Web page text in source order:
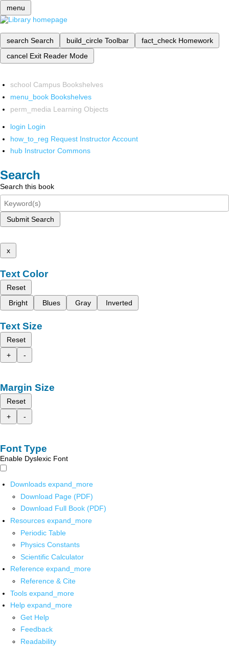
menu
search Search build_circle Toolbar fact_check Homework
cancel Exit Reader Mode
school Campus Bookshelves
menu_book Bookshelves
perm_media Learning Objects
login Login
how_to_reg Request Instructor Account
hub Instructor Commons
Search
Search this book
Submit Search
x
Text Color
Reset
Bright
Blues Gray Inverted
Text Size
Reset
+
-
Margin Size
Reset
+
-
Font Type
Enable Dyslexic Font
Downloads expand_more
Download Page (PDF)
Download Full Book (PDF)
Resources expand_more
Periodic Table
Physics Constants
Scientific Calculator
Reference expand_more
Reference & Cite
Tools expand_more
Help expand_more
Get Help
Feedback
Readability